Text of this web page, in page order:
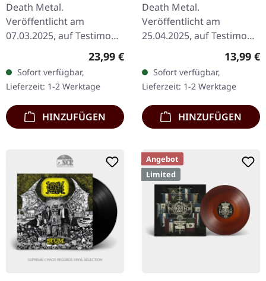
Death Metal.
Veröffentlicht am
07.03.2025, auf Testimony
Records. Schwarzes Vinyl
im Standard-Cover mit
Insert. Limitiert auf 200
Exemplare.…
Regulärer Preis:
23,99 €
Sofort verfügbar,
Lieferzeit: 1-2 Werktage
HINZUFÜGEN
Death Metal.
Veröffentlicht am
25.04.2025, auf Testimony
Records. CD im Jewelcase.
Auf "Veins of Fire" haben
DESERTED FEAR ihr
Songwriting, ihren…
13,99 €
Sofort verfügbar,
Lieferzeit: 1-2 Werktage
HINZUFÜGEN
Angebot
Limited